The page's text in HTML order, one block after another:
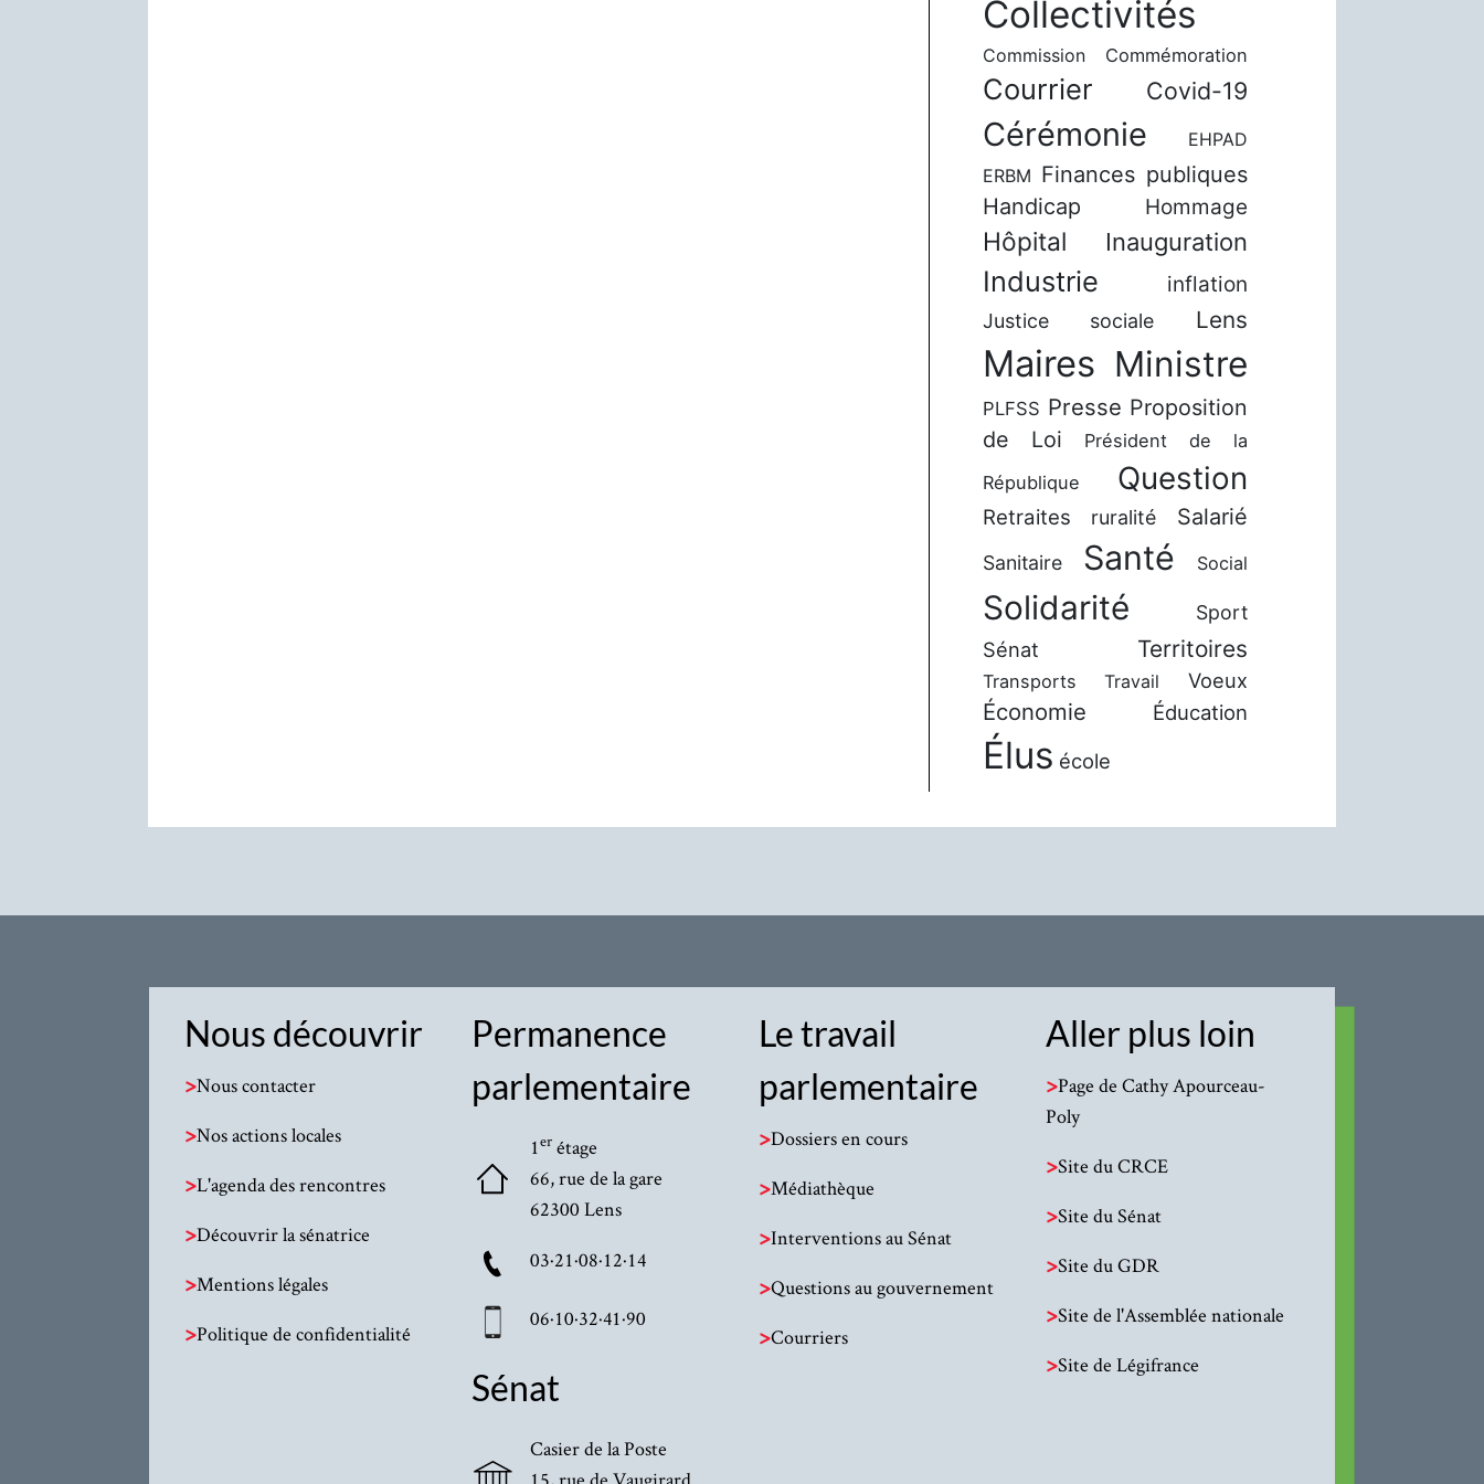
Collectivités
Commission Commémoration
Courrier Covid-19
Cérémonie
EHPAD
ERBM Finances publiques
Handicap
Hommage
Hôpital Inauguration
Industrie inflation
Justice sociale Lens
Maires Ministre
PLFSS Presse Proposition
de Loi
Président de la
République
Question
Retraites ruralité Salarié
Sanitaire Santé Social
Solidarité Sport
Sénat Territoires
Transports Travail Voeux
Économie Éducation
Élus école
Nous découvrir
>Nous contacter
>Nos actions locales
>L'agenda des rencontres
>Découvrir la sénatrice
>Mentions légales
>Politique de confidentialité
Permanence
parlementaire
1er étage
66, rue de la gare
62300 Lens
03·21·08·12·14
06·10·32·41·90
Sénat
Casier de la Poste
Le travail
parlementaire
>Dossiers en cours
>Médiathèque
>Interventions au Sénat
>Questions au gouvernement
>Courriers
Aller plus loin
>Page de Cathy Apourceau-
Poly
>Site du CRCE
>Site du Sénat
>Site du GDR
>Site de l'Assemblée nationale
>Site de Légifrance